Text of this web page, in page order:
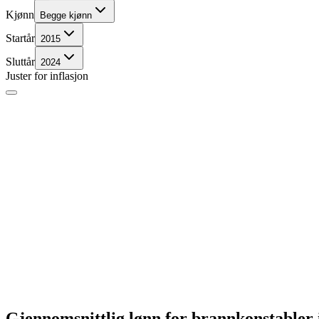
Kjønn Begge kjønn
Startår 2015
Sluttår 2024
Juster for inflasjon